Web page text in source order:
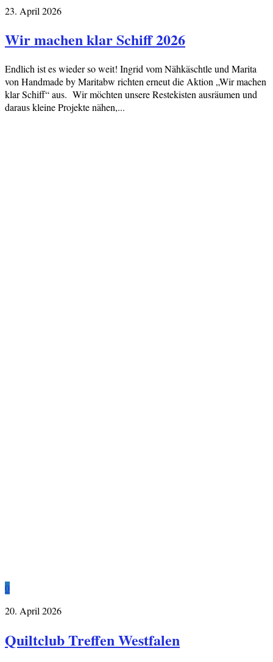
23. April 2026
Wir machen klar Schiff 2026
Endlich ist es wieder so weit! Ingrid vom Nähkäschtle und Marita
von Handmade by Maritabw richten erneut die Aktion „Wir machen
klar Schiff“ aus. Wir möchten unsere Restekisten ausräumen und
daraus kleine Projekte nähen,...
0
20. April 2026
Quiltclub Treffen Westfalen